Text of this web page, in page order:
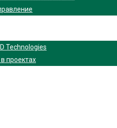
Technologies
проектах